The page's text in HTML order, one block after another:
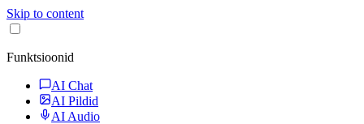
Skip to content
Funktsioonid
AI Chat
AI Pildid
AI Audio